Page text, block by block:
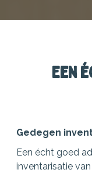
Een
Gedegen
Een écht goed
inventarisatie van